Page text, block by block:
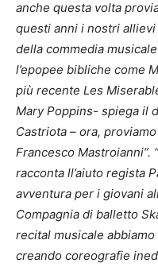
anche questa volta
questi anni i nostri
della commedia
l’epopee bibliche come
più recente Les
Mary Poppins- spiega il
Castriota – ora,
Francesco Mastroianni”.
racconta ll’aiuto regista
avventura per i giovani
Compagnia di balletto
recital musicale
creando coreografie